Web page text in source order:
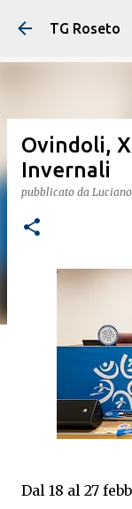
TG Roseto
Ovindoli,
Invernali
pubblicato da
Dal 18 al 27